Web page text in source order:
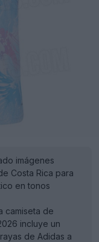
imágenes
Costa Rica para
en tonos
camiseta de
incluye un
de Adidas a